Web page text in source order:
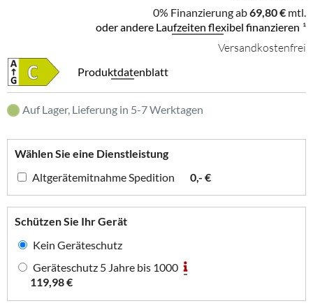
0% Finanzierung ab69,80 € mtl.
oder andere Laufzeiten flexibel finanzieren ¹
Versandkostenfrei
Produktdatenblatt
Auf Lager, Lieferung in 5-7 Werktagen
Wählen Sie eine Dienstleistung
Altgerätemitnahme Spedition
0,- €
Schützen Sie Ihr Gerät
Kein Geräteschutz
Geräteschutz 5 Jahre bis 1000
119,98 €